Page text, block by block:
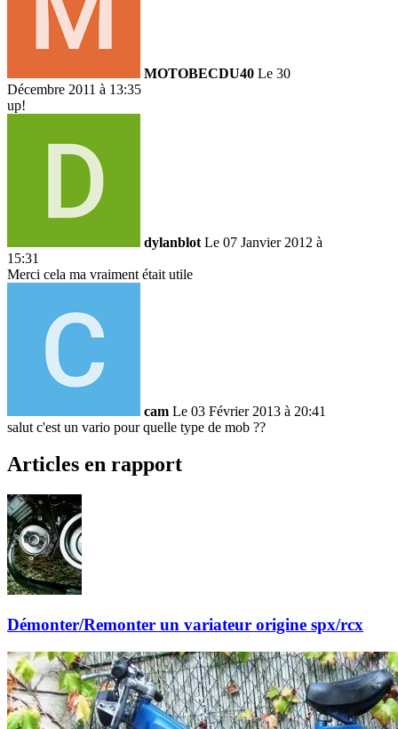
MOTOBECDU40 Le 30
Décembre 2011 à 13:35
up!
dylanblot Le 07 Janvier 2012 à
15:31
Merci cela ma vraiment était utile
cam Le 03 Février 2013 à 20:41
salut c'est un vario pour quelle type de mob ??
Articles en rapport
Démonter/Remonter un variateur origine spx/rcx